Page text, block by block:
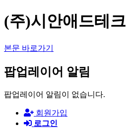
(주)시안애드테크
본문 바로가기
팝업레이어 알림
팝업레이어 알림이 없습니다.
회원가입
로그인